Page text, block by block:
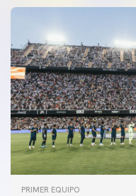
PRIMER EQUIPO